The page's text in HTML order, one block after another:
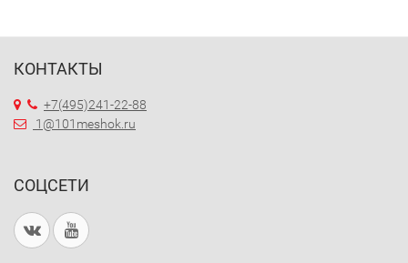
КОНТАКТЫ
+7(495)241-22-88
1@101meshok.ru
СОЦСЕТИ